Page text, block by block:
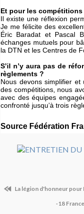
Et pour les
Il existe une réflexion
Je me félicite des
Éric Baradat et Pascal
échanges mutuels pour
la DTN et les Centres de
S’il n’y aura pas de
règlements ?
Nous devons simplifier et
des compétitions, nous
avec des équipes
confronté jusqu’à trois
Source Fédération
La légion d'honneur pour
-18